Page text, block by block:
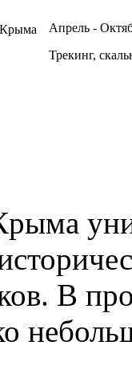
Апрель -
Трекинг,
В